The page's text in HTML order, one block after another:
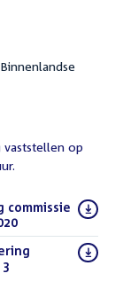
vaststellen op
commissie